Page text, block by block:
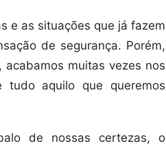
e as situações que já fazem
de segurança. Porém,
muitas vezes nos
aquilo que queremos
de nossas certezas, o